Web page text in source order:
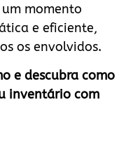
momento
e eficiente,
os envolvidos.
e descubra como
inventário com